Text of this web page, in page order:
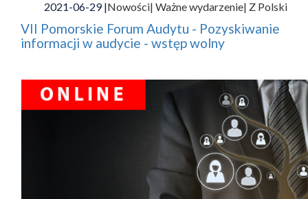
2021-06-29 |Nowości| Ważne wydarzenie| Z Polski
VII Pomorskie Forum Audytu - Pozyskiwanie
informacji w audycie - wstęp wolny